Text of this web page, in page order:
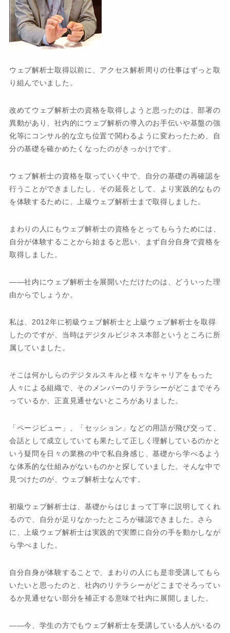
ウェブ解析士取得以前に、アクセス解析周りの仕事はずっと取
り組んでいました。
改めてウェブ解析士の資格を取得しようと思ったのは、部署の
異動があり、社内的にウェブ解析の導入のお手伝いや基盤の強
化等にコンサル的な立ち位置で関わるように変わったため、自
分の基礎を確かめたくなったのがきっかけです。
ウェブ解析士の資格を取っていく中で、自分の基礎の再確認を
行うことができましたし、その延長として、より実践的なもの
を体験するために、上級ウェブ解析士まで取得しました。
まわりの人にもウェブ解析士の資格をとってもらうためには、
自分が体験することから始まると思い、まず自分自身で資格を
取得しました。
社内にウェブ解析士を展開いただけたのは、どういった理
由からでしょうか。
私は、2012年に初級ウェブ解析士と上級ウェブ解析士を取得
したのですが、当時はデジタルビジネス本部というところに所
属していました。
そこは何かしらのデジタルスキルと様々なキャリアをもった
人々による組織で、そのメンバーのリテラシーがどこまでそろ
っているか、正直見通せないところがありました。
「ページビュー」、「セッション」などの用語が飛び交って、
会話として成立していても果たして正しく理解しているのかと
いう疑問を日々の業務の中で私自身感じ、基礎から学べるよう
な体系的な仕組みがないものかと探していました。そんな中で
見つけたのが、ウェブ解析士なんです。
初級ウェブ解析士は、基礎からはじまって丁寧に説明してくれ
るので、自分が足りなかったところが確認できました。さら
に、上級ウェブ解析士は実践的で実際に自分の手を動かしなが
ら学べました。
自分自身が体験することで、まわりの人にも是非受講してもら
いたいと思ったのと、社内のリテラシーがどこまでそろってい
るか見通せない部分を補正する意味で社内に展開しました。
今、学生の方でもウェブ解析士を受講している人がいるの